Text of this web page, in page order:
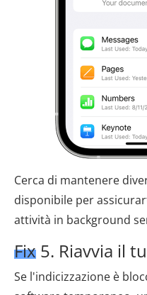
Cerca di mantenere
disponibile per
attività in background
Fix 5. Riavvia il
Se l'indicizzazione è